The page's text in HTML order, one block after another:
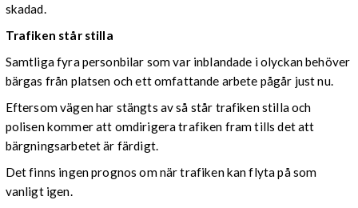
skadad.
Trafiken står stilla
Samtliga fyra personbilar som var inblandade i olyckan behöver
bärgas från platsen och ett omfattande arbete pågår just nu.
Eftersom vägen har stängts av så står trafiken stilla och
polisen kommer att omdirigera trafiken fram tills det att
bärgningsarbetet är färdigt.
Det finns ingen prognos om när trafiken kan flyta på som
vanligt igen.